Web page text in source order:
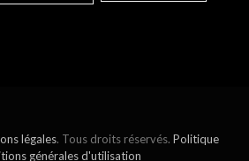
légales. Tous droits réservés. Politique
générales d'utilisation